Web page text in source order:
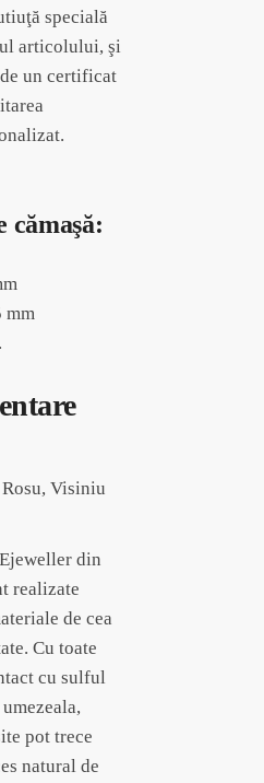
specială
articolului, şi
un certificat
cămaşă:
mm
Visiniu
din
realizate
de cea
Cu toate
cu sulful
pot trece
natural de